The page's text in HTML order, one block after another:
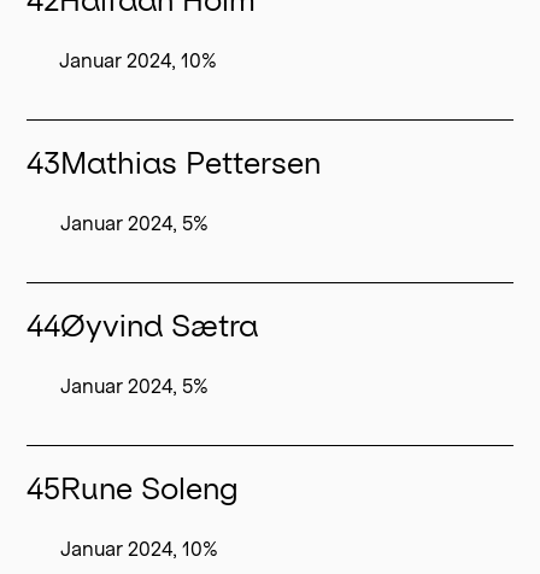
Januar 2024, 10%
43Mathias Pettersen
Januar 2024, 5%
44Øyvind Sætra
Januar 2024, 5%
45Rune Soleng
Januar 2024, 10%